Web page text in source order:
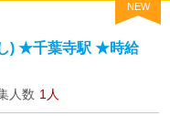
NEW
) ★千葉寺駅 ★時給
人数 1人